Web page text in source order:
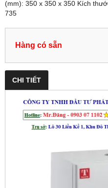
(mm): 350 x 350 x 350 Kích
735
Hàng có sẵn
CHI TIẾT